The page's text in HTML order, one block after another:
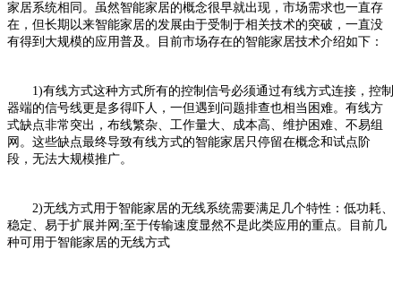
家居系统相同。虽然智能家居的概念很早就出现，市场需求也一直存
在，但长期以来智能家居的发展由于受制于相关技术的突破，一直没
有得到大规模的应用普及。目前市场存在的智能家居技术介绍如下：
1)有线方式这种方式所有的控制信号必须通过有线方式连接，控制
器端的信号线更是多得吓人，一但遇到问题排查也相当困难。有线方
式缺点非常突出，布线繁杂、工作量大、成本高、维护困难、不易组
网。这些缺点最终导致有线方式的智能家居只停留在概念和试点阶
段，无法大规模推广。
2)无线方式用于智能家居的无线系统需要满足几个特性：低功耗、
稳定、易于扩展并网;至于传输速度显然不是此类应用的重点。目前几
种可用于智能家居的无线方式